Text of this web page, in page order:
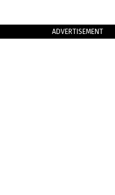
ADVERTISEMENT